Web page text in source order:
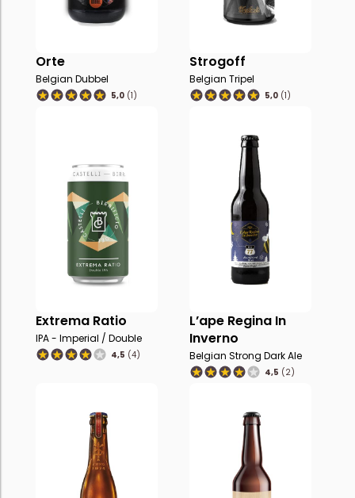
Orte
Belgian Dubbel
5,0 (1)
Strogoff
Belgian Tripel
5,0 (1)
Extrema Ratio
IPA - Imperial / Double
4,5 (4)
L’ape Regina In
Inverno
Belgian Strong Dark Ale
4,5 (2)